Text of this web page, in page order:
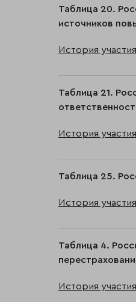
Таблица 20.
источников
История участия
Таблица 21.
История участия
Таблица 25.
История участия
Таблица 4.
История участия